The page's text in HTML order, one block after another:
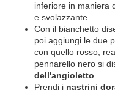
inferiore in maniera
e svolazzante.
Con il bianchetto
poi aggiungi le due
con quello rosso,
pennarello nero si
dell'angioletto
Prendi i nastrini